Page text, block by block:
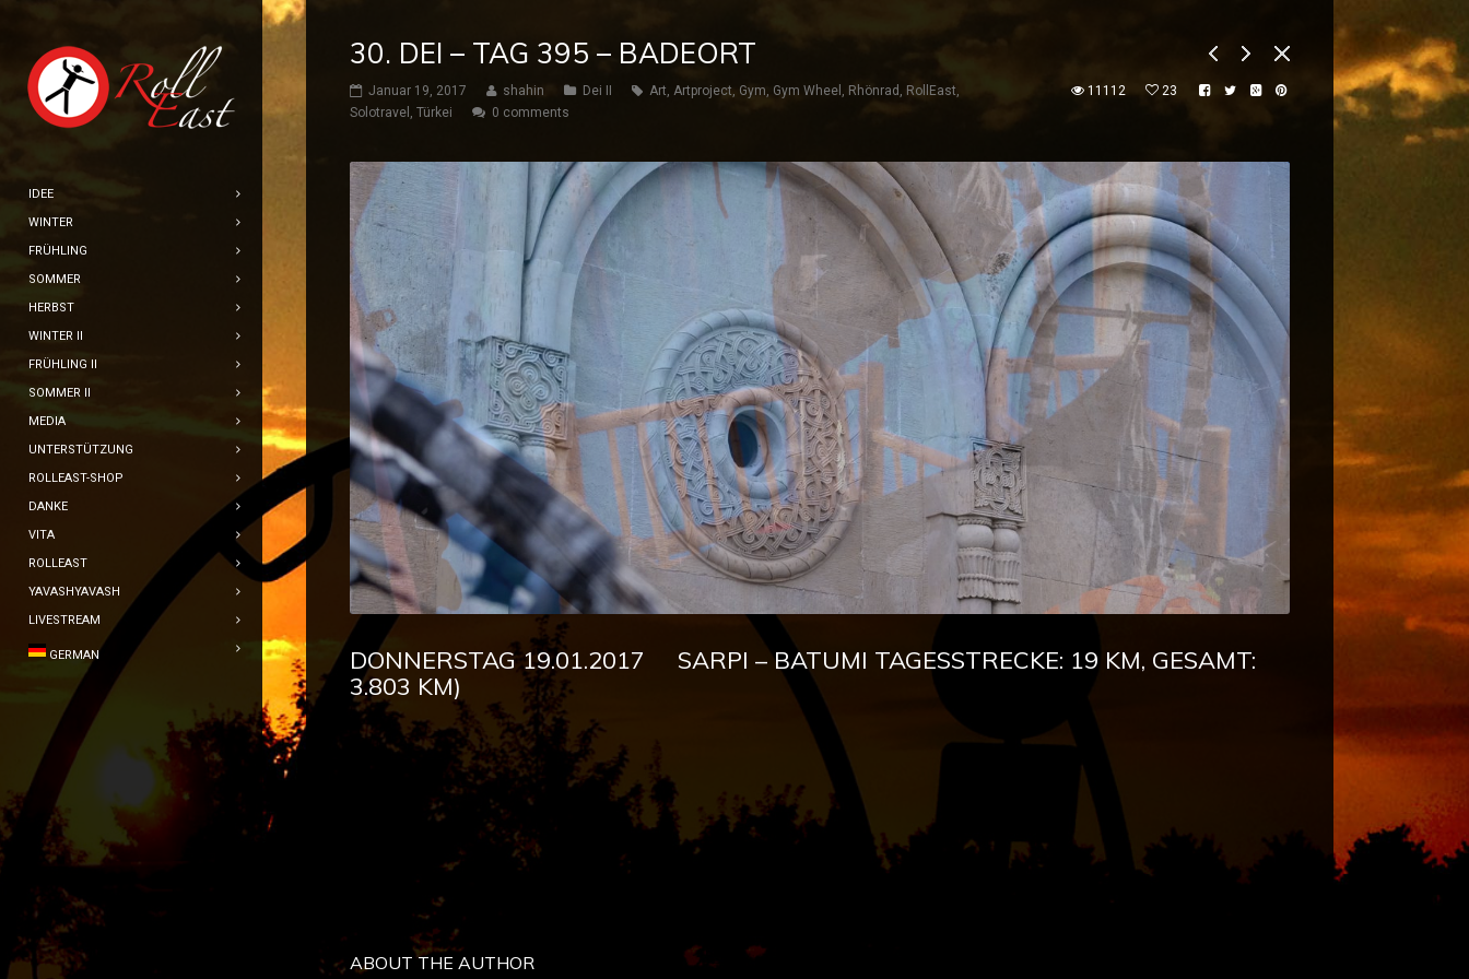
IDEE
WINTER
FRÜHLING
SOMMER
HERBST
WINTER II
FRÜHLING II
SOMMER II
MEDIA
UNTERSTÜTZUNG
ROLLEAST-SHOP
DANKE
VITA
ROLLEAST
YAVASHYAVASH
LIVESTREAM
GERMAN
30. DEI – TAG 395 – BADEORT
Januar 19, 2017 shahin Dei II Art, Artproject, Gym, Gym Wheel , Rhönrad , RollEast,
Solotravel , Türkei 0 comments
11112 23
DONNERSTAG 19.01.2017 SARPI – BATUMI TAGESSTRECKE: 19 KM, GESAMT:
3.803 KM)
ABOUT THE AUTHOR